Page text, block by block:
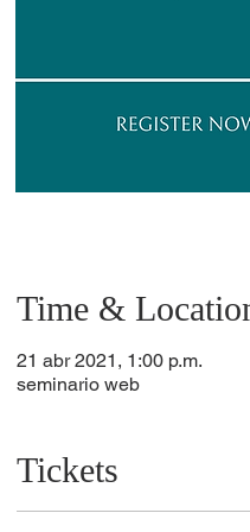
Time &
21 abr 2021, 1:00 p.m.
seminario web
Tickets